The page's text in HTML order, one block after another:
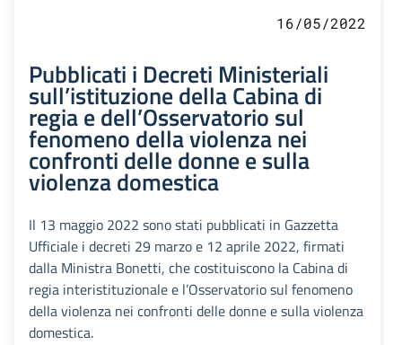
16/05/2022
Pubblicati i Decreti Ministeriali
sull’istituzione della Cabina di
regia e dell’Osservatorio sul
fenomeno della violenza nei
confronti delle donne e sulla
violenza domestica
Il 13 maggio 2022 sono stati pubblicati in Gazzetta
Ufficiale i decreti 29 marzo e 12 aprile 2022, firmati
dalla Ministra Bonetti, che costituiscono la Cabina di
regia interistituzionale e l’Osservatorio sul fenomeno
della violenza nei confronti delle donne e sulla violenza
domestica.